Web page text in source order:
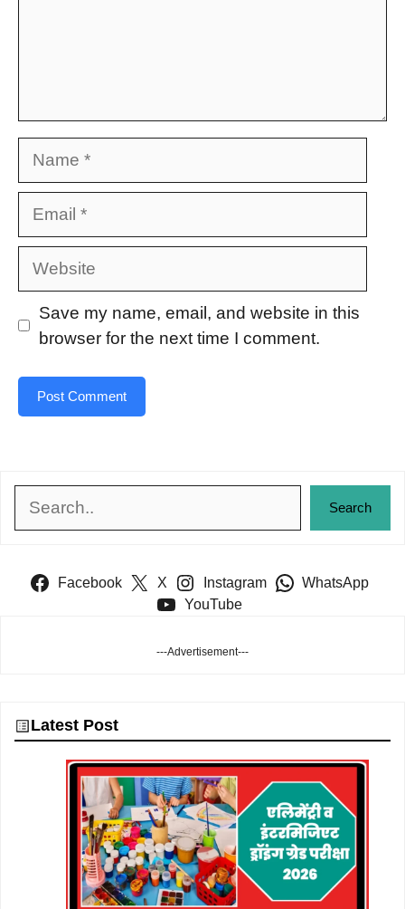
Website
Save my name, email, and website in this
browser for the next time I comment.
Search
Search
Facebook X Instagram
WhatsApp
YouTube
---Advertisement---
Latest Post